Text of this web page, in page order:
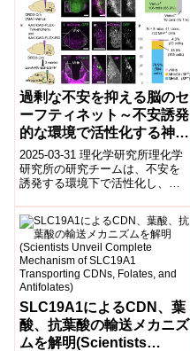
過剰な不安を抑える脳のセ
ーフティネット～不安誘発
的な環境で活性化する神経
回路を発見～
2025-03-31 理化学研究所理化学
研究所の研究チームは、不安を
誘発する環境下で活性化し、不
マウス実験で発見。内側手綱核
上部亜核...
SLC19A1によるCDN、葉
酸、抗葉酸の輸送メカニズ
ムを解明(Scientists